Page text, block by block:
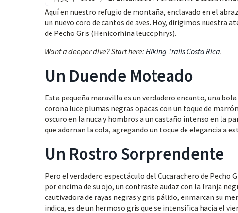
Aquí en nuestro refugio de montaña, enclavado en el
un nuevo coro de cantos de aves. Hoy, dirigimos nuestra
de Pecho Gris (Henicorhina leucophrys).
Want a deeper dive? Start here: Hiking Trails Costa Rica.
Un Duende Moteado
Esta pequeña maravilla es un verdadero encanto, una
corona luce plumas negras opacas con un toque de
oscuro en la nuca y hombros a un castaño intenso en la
que adornan la cola, agregando un toque de elegancia a
Un Rostro Sorprendente
Pero el verdadero espectáculo del Cucarachero de
por encima de su ojo, un contraste audaz con la franja
cautivadora de rayas negras y gris pálido, enmarcan su
indica, es de un hermoso gris que se intensifica hacia el